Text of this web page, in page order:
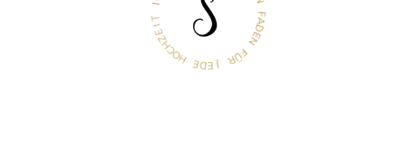
F
A
D
E
N
F
Ü
R
J
E
D
E
H
O
C
H
Z
E
I